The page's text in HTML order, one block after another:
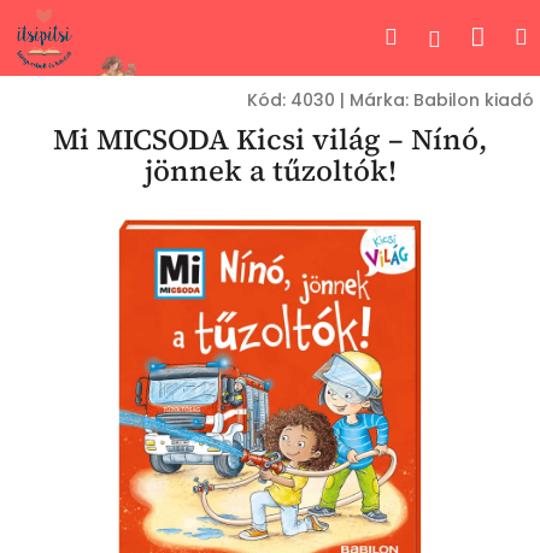
Ugrás
fő
tartalomhoz
Keresés
Kód: 4030 | Márka: Babilon kiadó
Mi MICSODA Kicsi világ – Nínó,
jönnek a tűzoltók!